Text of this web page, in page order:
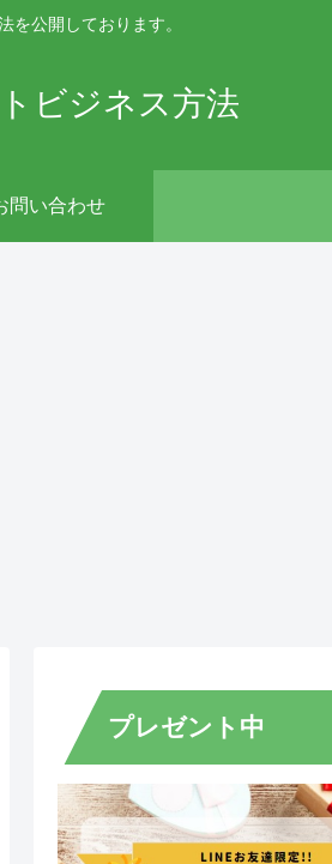
公開しております。
ビジネス方法
問い合わせ
プレゼント中